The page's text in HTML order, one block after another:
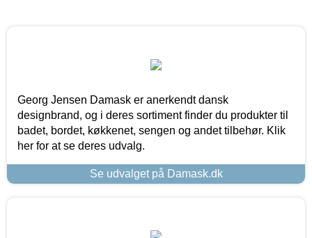
Georg Jensen Damask er anerkendt dansk
designbrand, og i deres sortiment finder du produkter til
badet, bordet, køkkenet, sengen og andet tilbehør. Klik
her for at se deres udvalg.
Se udvalget på Damask.dk